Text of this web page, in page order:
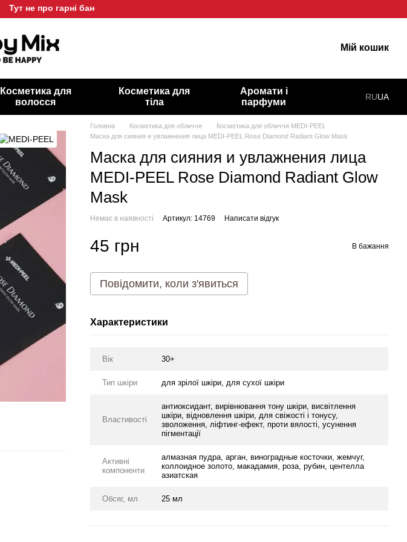
Тут не про гарні баночки, а про гарну шкіру!
Мій кошик
Косметика для
волосся
Косметика для
тіла
Аромати і
парфуми
RUUA
Головна Косметика для обличчя
Косметика для обличчя MEDI-PEEL
Маска для сияния и увлажнения лица MEDI-PEEL Rose Diamond Radiant Glow Mask
Маска для сияния и увлажнения лица
MEDI-PEEL Rose Diamond Radiant Glow
Mask
Немає в наявності Артикул: 14769 Написати відгук
45 грн В бажання
Повідомити, коли з'явиться
Характеристики
Вік 30+
Тип шкіри для зрілої шкіри, для сухої шкіри
Властивості
антиоксидант, вирівнювання тону шкіри, висвітлення
шкіри, відновлення шкіри, для свіжості і тонусу,
зволоження, ліфтинг-ефект, проти вялості, усунення
пігментації
Активні
компоненти
алмазная пудра, арган, виноградные косточки, жемчуг,
коллоидное золото, макадамия, роза, рубин, центелла
азиатская
Обсяг, мл 25 мл